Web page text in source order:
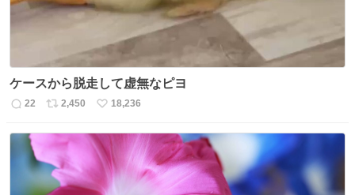
ケースから脱走して虚無なピヨ
返
22
リ
ト
数
2,450
い
ね
数
18,236